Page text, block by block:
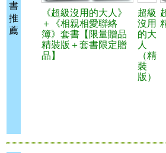
書
推
薦
《超級沒用的大人》
＋《相親相愛聯絡
簿》套書【限量贈品
精裝版＋套書限定贈
品】
超級
沒用
的大
人
（精
裝
版）